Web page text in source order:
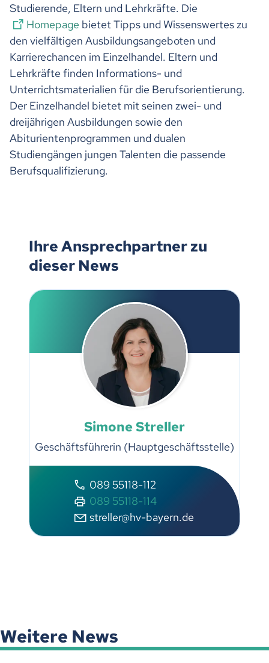
Studierende, Eltern und Lehrkräfte. Die
Homepage bietet Tipps und Wissenswertes zu
den vielfältigen Ausbildungsangeboten und
Karrierechancen im Einzelhandel. Eltern und
Lehrkräfte finden Informations- und
Unterrichtsmaterialien für die Berufsorientierung.
Der Einzelhandel bietet mit seinen zwei- und
dreijährigen Ausbildungen sowie den
Abiturientenprogrammen und dualen
Studiengängen jungen Talenten die passende
Berufsqualifizierung.
Ihre Ansprechpartner zu
dieser News
Simone Streller
Geschäftsführerin (Hauptgeschäftsstelle)
089 55118-112
089 55118-114
streller@hv-bayern.de
Weitere News